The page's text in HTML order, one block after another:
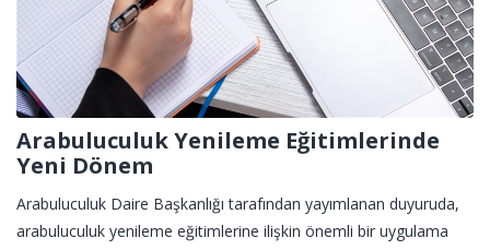
Arabuluculuk Yenileme Eğitimlerinde
Yeni Dönem
Arabuluculuk Daire Başkanlığı tarafından yayımlanan duyuruda,
arabuluculuk yenileme eğitimlerine ilişkin önemli bir uygulama